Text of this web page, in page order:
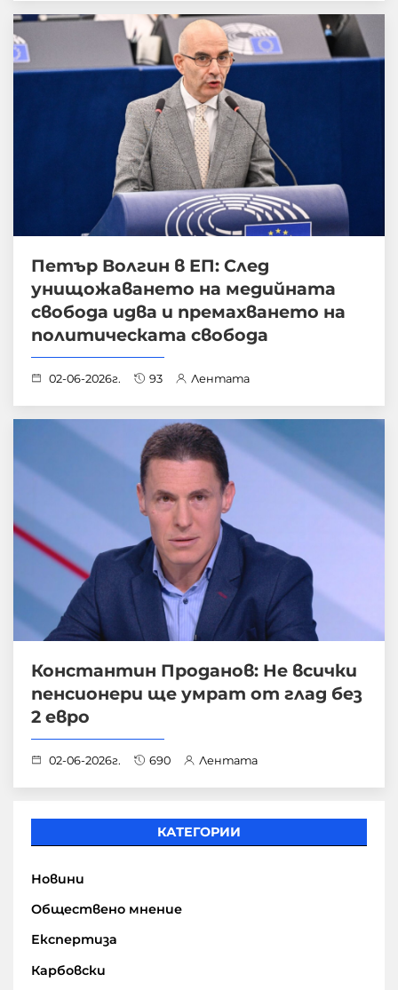
Петър Волгин в ЕП: След
унищожаването на медийната
свобода идва и премахването на
политическата свобода
02-06-2026г. 93 Лентата
Константин Проданов: Не всички
пенсионери ще умрат от глад без
2 евро
02-06-2026г. 690 Лентата
КАТЕГОРИИ
Новини
Обществено мнение
Експертиза
Карбовски